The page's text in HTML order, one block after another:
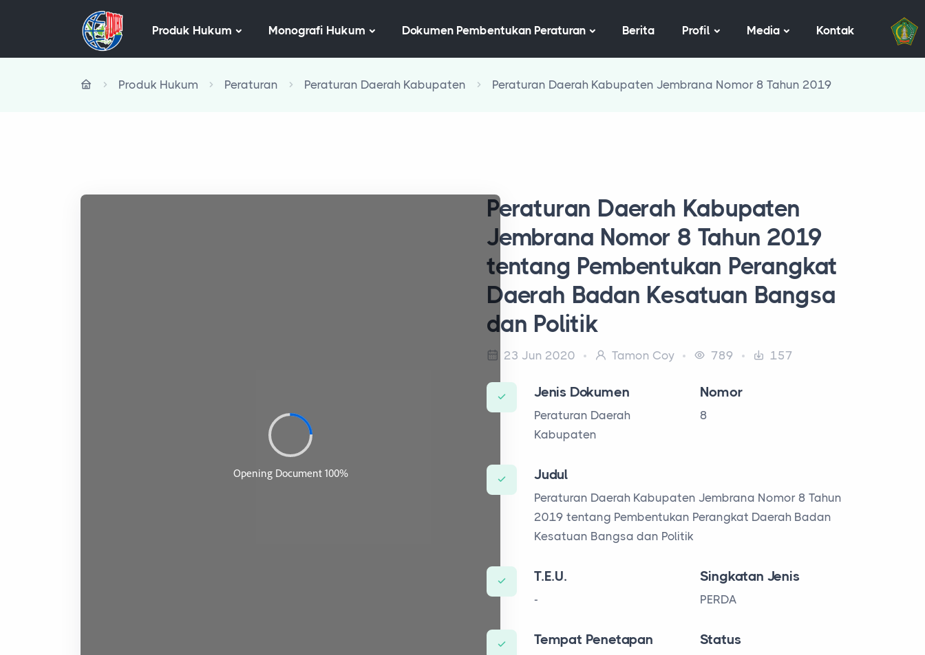
Produk Hukum Monografi Hukum Dokumen Pembentukan Peraturan Berita Profil Media Kontak
Produk Hukum Peraturan Peraturan Daerah Kabupaten Peraturan Daerah Kabupaten Jembrana Nomor 8 Tahun 2019
Peraturan Daerah Kabupaten
Jembrana Nomor 8 Tahun 2019
tentang Pembentukan Perangkat
Daerah Badan Kesatuan Bangsa
dan Politik
23 Jun 2020 Tamon Coy 789 157
Jenis Dokumen
Peraturan Daerah
Kabupaten
Nomor
8
Judul
Peraturan Daerah Kabupaten Jembrana Nomor 8 Tahun
2019 tentang Pembentukan Perangkat Daerah Badan
Kesatuan Bangsa dan Politik
T.E.U.
-
Singkatan Jenis
PERDA
Tempat Penetapan Status